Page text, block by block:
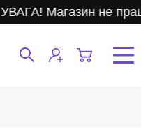
УВАГА! Магазин не